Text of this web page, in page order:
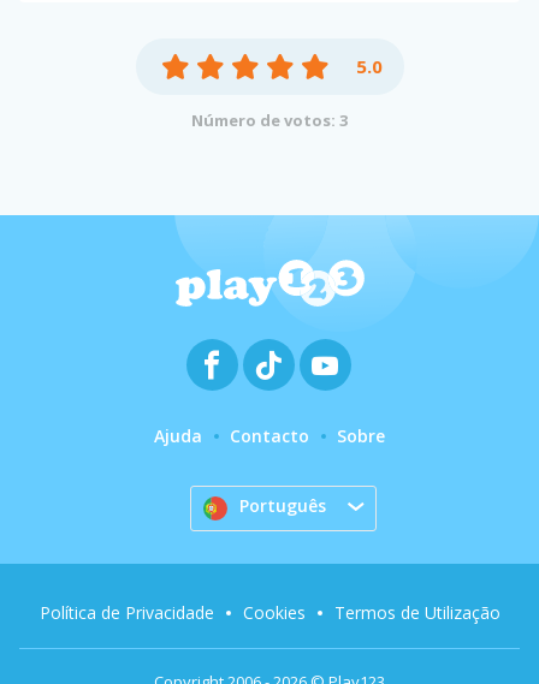
5.0
Número de votos: 3
Ajuda Contacto Sobre
Português
Política de Privacidade Cookies Termos de Utilização